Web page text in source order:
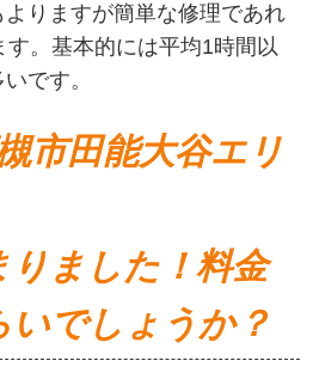
りますが簡単な修理であれ
。基本的には平均1時間以
です。
市田能大谷エリ
りました！料金
いでしょうか？